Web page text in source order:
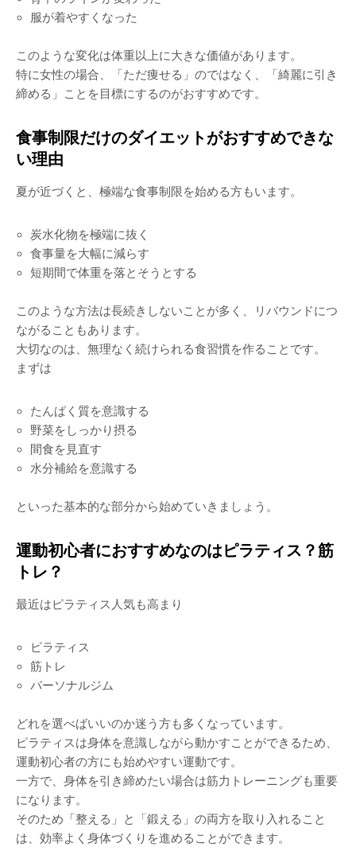
服が着やすくなった
このような変化は体重以上に大きな価値があります。
特に女性の場合、「ただ痩せる」のではなく、「綺麗に引き
締める」ことを目標にするのがおすすめです。
食事制限だけのダイエットがおすすめできな
い理由
夏が近づくと、極端な食事制限を始める方もいます。
炭水化物を極端に抜く
食事量を大幅に減らす
短期間で体重を落とそうとする
このような方法は長続きしないことが多く、リバウンドにつ
ながることもあります。
大切なのは、無理なく続けられる食習慣を作ることです。
まずは
たんぱく質を意識する
野菜をしっかり摂る
間食を見直す
水分補給を意識する
といった基本的な部分から始めていきましょう。
運動初心者におすすめなのはピラティス？筋
トレ？
最近はピラティス人気も高まり
ピラティス
筋トレ
パーソナルジム
どれを選べばいいのか迷う方も多くなっています。
ピラティスは身体を意識しながら動かすことができるため、
運動初心者の方にも始めやすい運動です。
一方で、身体を引き締めたい場合は筋力トレーニングも重要
になります。
そのため「整える」と「鍛える」の両方を取り入れること
は、効率よく身体づくりを進めることができます。